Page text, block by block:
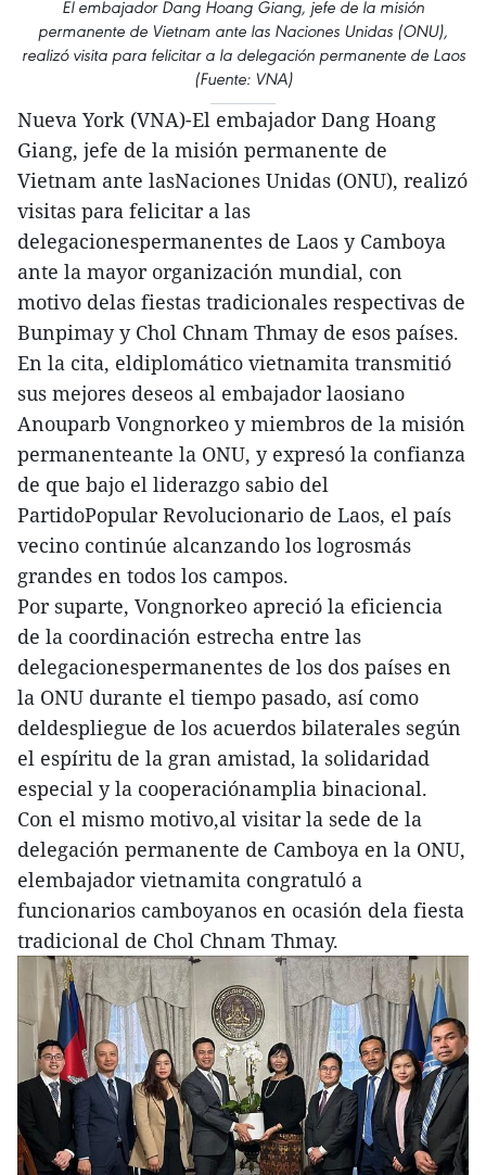
El embajador Dang Hoang Giang, jefe de la misión
permanente de Vietnam ante las Naciones Unidas (ONU),
realizó visita para felicitar a la delegación permanente de Laos
(Fuente: VNA)
Nueva York (VNA)-El embajador Dang Hoang
Giang, jefe de la misión permanente de
Vietnam ante lasNaciones Unidas (ONU), realizó
visitas para felicitar a las
delegacionespermanentes de Laos y Camboya
ante la mayor organización mundial, con
motivo delas fiestas tradicionales respectivas de
Bunpimay y Chol Chnam Thmay de esos países.
En la cita, eldiplomático vietnamita transmitió
sus mejores deseos al embajador laosiano
Anouparb Vongnorkeo y miembros de la misión
permanenteante la ONU, y expresó la confianza
de que bajo el liderazgo sabio del
PartidoPopular Revolucionario de Laos, el país
vecino continúe alcanzando los logrosmás
grandes en todos los campos.
Por suparte, Vongnorkeo apreció la eficiencia
de la coordinación estrecha entre las
delegacionespermanentes de los dos países en
la ONU durante el tiempo pasado, así como
deldespliegue de los acuerdos bilaterales según
el espíritu de la gran amistad, la solidaridad
especial y la cooperaciónamplia binacional.
Con el mismo motivo,al visitar la sede de la
delegación permanente de Camboya en la ONU,
elembajador vietnamita congratuló a
funcionarios camboyanos en ocasión dela fiesta
tradicional de Chol Chnam Thmay.